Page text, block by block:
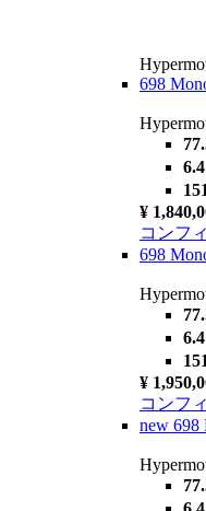
698
¥
コンフ
698
¥
コンフ
new 698